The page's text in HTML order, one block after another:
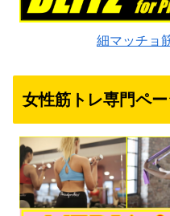
細マッチョ
女性筋トレ専門ペ